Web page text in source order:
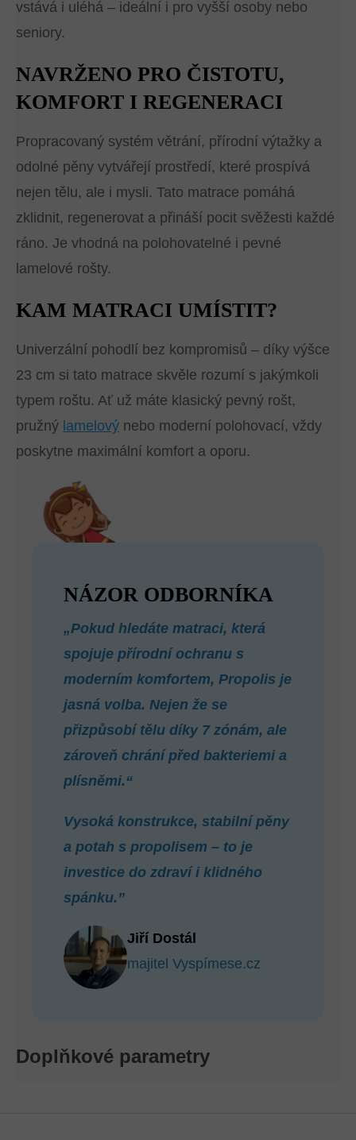
vstává i uléhá – ideální i pro vyšší osoby nebo
seniory.
NAVRŽENO PRO ČISTOTU,
KOMFORT I REGENERACI
Propracovaný systém větrání, přírodní výtažky a
odolné pěny vytvářejí prostředí, které prospívá
nejen tělu, ale i mysli. Tato matrace pomáhá
zklidnit, regenerovat a přináší pocit svěžesti každé
ráno. Je vhodná na polohovatelné i pevné
lamelové rošty.
KAM MATRACI UMÍSTIT?
Univerzální pohodlí bez kompromisů – díky výšce
23 cm si tato matrace skvěle rozumí s jakýmkoli
typem roštu. Ať už máte klasický pevný rošt,
pružný lamelový nebo moderní polohovací, vždy
poskytne maximální komfort a oporu.
NÁZOR ODBORNÍKA
„Pokud hledáte matraci, která
spojuje přírodní ochranu s
moderním komfortem, Propolis je
jasná volba. Nejen že se
přizpůsobí tělu díky 7 zónám, ale
zároveň chrání před bakteriemi a
plísněmi.“
Vysoká konstrukce, stabilní pěny
a potah s propolisem – to je
investice do zdraví i klidného
spánku.”
Jiří Dostál
majitel Vyspímese.cz
Doplňkové parametry